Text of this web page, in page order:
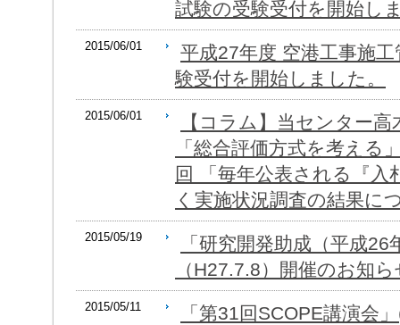
試験の受験受付を開始し
2015/06/01
平成27年度 空港工事施
験受付を開始しました。
2015/06/01
【コラム】当センター
「総合評価方式を考える
回 「毎年公表される『入
く実施状況調査の結果に
2015/05/19
「研究開発助成（平成
（H27.7.8）開催のお知ら
2015/05/11
「第31回SCOPE講演会